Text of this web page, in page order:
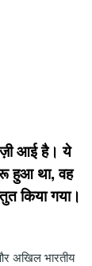
आई है। ये
हुआ था, वह
किया गया।
अखिल भारतीय